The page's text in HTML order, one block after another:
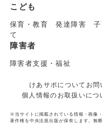
こども
保育・教育 発達障害 子
て
障害者
障害者支援・福祉
けあサポについて お問
個人情報のお取扱いにつ
※当サイトに掲載されている情報・画像
著作権を中央法規出版が保有します。無